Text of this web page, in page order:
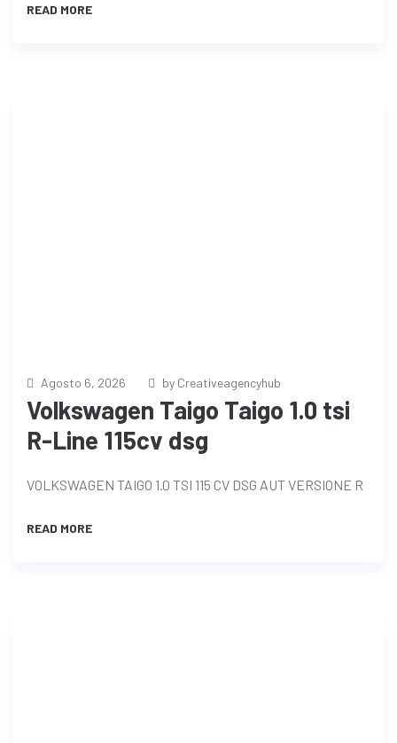
READ MORE
Agosto 6, 2026 by Creativeagencyhub
Volkswagen Taigo Taigo 1.0 tsi
R-Line 115cv dsg
VOLKSWAGEN TAIGO 1.0 TSI 115 CV DSG AUT VERSIONE R
READ MORE